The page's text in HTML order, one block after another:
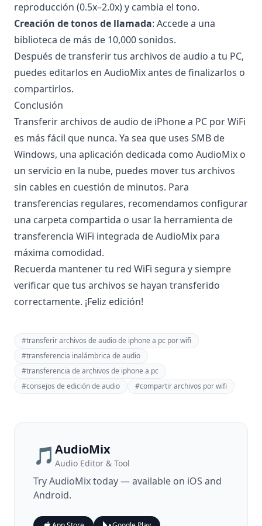
reproducción (0.5x–2.0x) y cambia el tono.
Creación de tonos de llamada: Accede a una
biblioteca de más de 10,000 sonidos.
Después de transferir tus archivos de audio a tu PC,
puedes editarlos en AudioMix antes de finalizarlos o
compartirlos.
Conclusión
Transferir archivos de audio de iPhone a PC por WiFi
es más fácil que nunca. Ya sea que uses SMB de
Windows, una aplicación dedicada como AudioMix o
un servicio en la nube, puedes mover tus archivos
sin cables en cuestión de minutos. Para
transferencias regulares, recomendamos configurar
una carpeta compartida o usar la herramienta de
transferencia WiFi integrada de AudioMix para
máxima comodidad.
Recuerda mantener tu red WiFi segura y siempre
verificar que tus archivos se hayan transferido
correctamente. ¡Feliz edición!
#transferir archivos de audio de iphone a pc por wifi
#transferencia inalámbrica de audio
#transferencia de archivos de iphone a pc
#consejos de edición de audio #compartir archivos por wifi
🎵 AudioMix
Audio Editor & Tool
TryAudioMixtoday — available on iOS and
Android.